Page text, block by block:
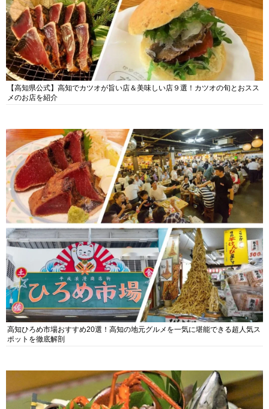
【高知県公式】高知でカツオが旨い店＆美味しい店９選！カツオの旬とおスス
メのお店を紹介
高知ひろめ市場おすすめ20選！高知の地元グルメを一気に堪能できる超人気ス
ポットを徹底解剖